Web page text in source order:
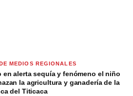
MEDIOS REGIONALES
en alerta sequía y fenómeno el niño
la agricultura y ganadería de la
del Titicaca